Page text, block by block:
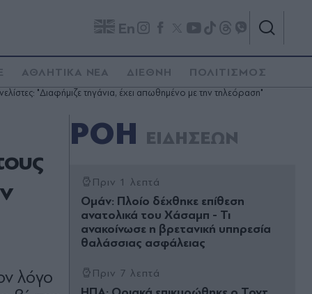
En
ΑΘΛΗΤΙΚΑ ΝΕΑ ΔΙΕΘΝΗ ΠΟΛΙΤΙΣΜΟΣ
"Διαφήμιζε τηγάνια, έχει απωθημένο με την τηλεόραση"
λόγο
ΡΟΗ ΕΙΔΗΣΕΩΝ
Πριν 1 λεπτά
Ομάν: Πλοίο δέχθηκε επίθεση
ανατολικά του Χάσαμπ - Τι
ανακοίνωσε η βρετανική υπηρεσία
θαλάσσιας ασφάλειας
Πριν 7 λεπτά